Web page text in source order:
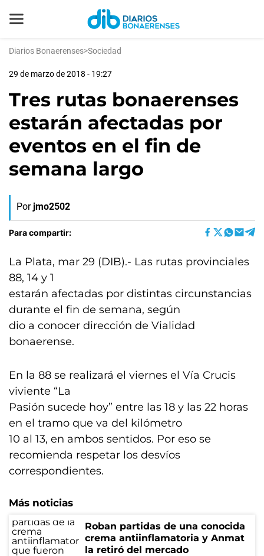
Diarios Bonaerenses>Sociedad
29 de marzo de 2018 - 19:27
Tres rutas bonaerenses
estarán afectadas por
eventos en el fin de
semana largo
Por jmo2502
Para compartir:
La Plata, mar 29 (DIB).- Las rutas provinciales
88, 14 y 1
estarán afectadas por distintas circunstancias
durante el fin de semana, según
dio a conocer dirección de Vialidad
bonaerense.
En la 88 se realizará el viernes el Vía Crucis
viviente “La
Pasión sucede hoy” entre las 18 y las 22 horas
en el tramo que va del kilómetro
10 al 13, en ambos sentidos. Por eso se
recomienda respetar los desvíos
correspondientes.
Más noticias
Roban partidas de una conocida
crema antiinflamatoria y Anmat
la retiró del mercado